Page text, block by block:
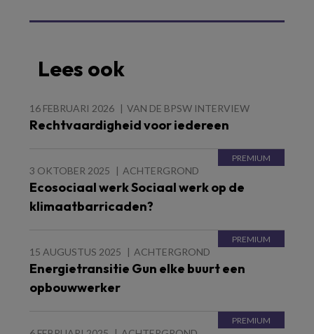
Lees ook
16 FEBRUARI 2026 VAN DE BPSW INTERVIEW
Rechtvaardigheid voor iedereen
3 OKTOBER 2025 ACHTERGROND
Ecosociaal werk Sociaal werk op de
klimaatbarricaden?
15 AUGUSTUS 2025 ACHTERGROND
Energietransitie Gun elke buurt een
opbouwwerker